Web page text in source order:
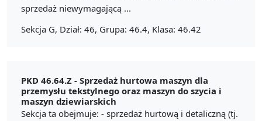
sprzedaż niewymagającą ...
Sekcja G, Dział: 46, Grupa: 46.4, Klasa: 46.42
PKD 46.64.Z - Sprzedaż hurtowa maszyn dla
przemysłu tekstylnego oraz maszyn do szycia i
maszyn dziewiarskich
Sekcja ta obejmuje: - sprzedaż hurtową i detaliczną (tj.